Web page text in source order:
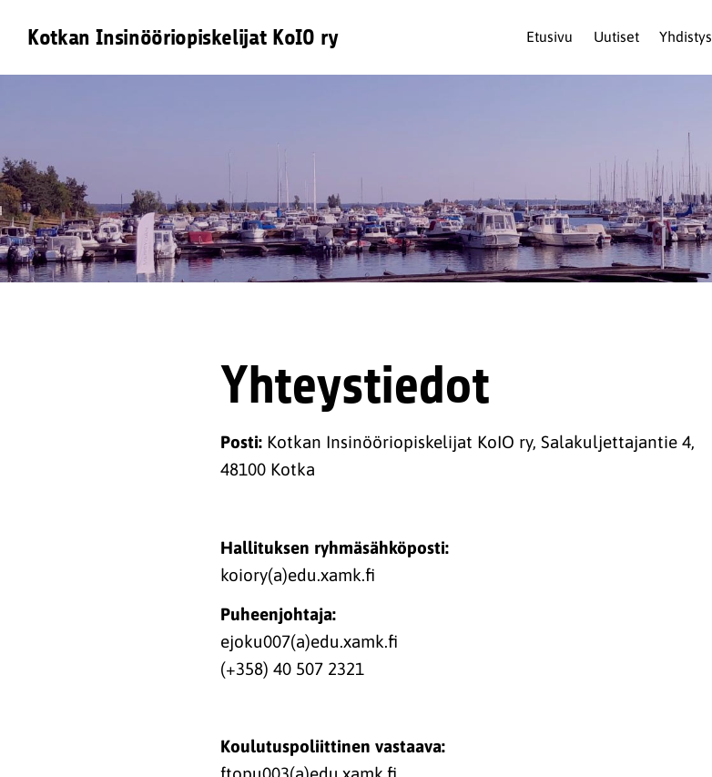
sivun
sisältöön
Kotkan Insinööriopiskelijat KoIO ry Etusivu Uutiset Yhdistys
Yhteystiedot
Posti: Kotkan Insinööriopiskelijat KoIO ry, Salakuljettajantie 4,
48100 Kotka
Hallituksen ryhmäsähköposti:
koiory(a)edu.xamk.fi
Puheenjohtaja:
ejoku007(a)edu.xamk.fi
(+358) 40 507 2321
Koulutuspoliittinen vastaava: